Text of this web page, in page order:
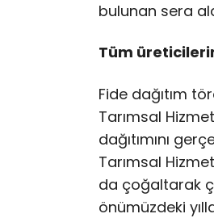
bulunan sera
Tüm
Fide dağıtım
Tarımsal
dağıtımını
Tarımsal
da çoğaltarak
önümüzdeki